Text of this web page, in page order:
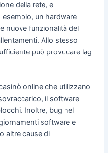
della rete, e
un hardware
nuove funzionalità del
Allo stesso
può provocare lag
online che utilizzano
il software
Inoltre, bug nel
software e
altre cause di